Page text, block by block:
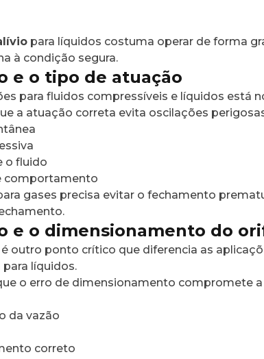
para líquidos costuma operar de forma
à condição segura.
e o tipo de atuação
para fluidos compressíveis e líquidos está
a atuação correta evita oscilações
o fluido
comportamento
gases precisa evitar o fechamento
e o dimensionamento do
ponto crítico que diferencia as
líquidos.
o erro de dimensionamento compromete a
da vazão
correto